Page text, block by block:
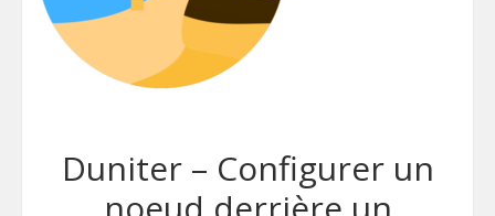
Duniter – Configurer un